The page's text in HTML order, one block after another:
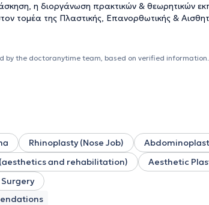
η διοργάνωση πρακτικών & θεωρητικών
τομέα της Πλαστικής, Επανορθωτικής &
by the doctoranytime team, based on verified information.
Rhinoplasty (Nose Job)
and rehabilitation)
Aesthetic